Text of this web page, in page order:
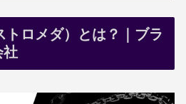
ロメダ）とは？｜ブラ
社